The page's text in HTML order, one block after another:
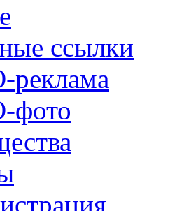
ссылки
реклама
фото